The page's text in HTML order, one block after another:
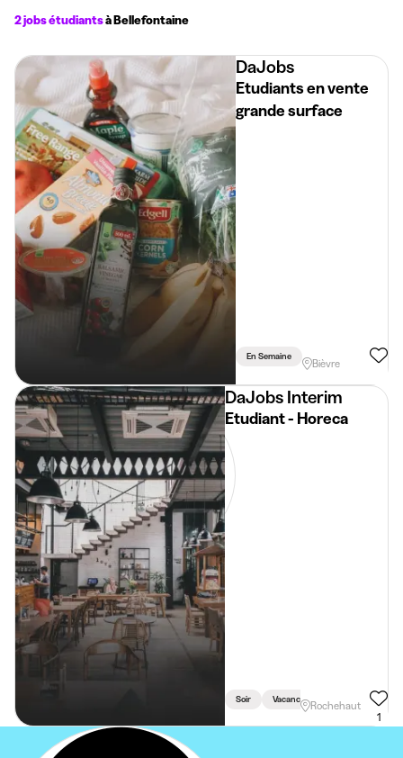
2 jobs étudiantsà Bellefontaine
DaJobs
Etudiants en vente
grande surface
En Semaine
Bièvre
DaJobs Interim
Etudiant - Horeca
Soir Vacances Weekend
Rochehaut
1